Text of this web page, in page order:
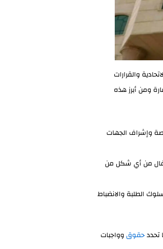
والقرارات
ومن أبرز هذه
وإشراف الجهات
من أي شكل من
الطلبة والانضباط
تحددحقوقوواجبات